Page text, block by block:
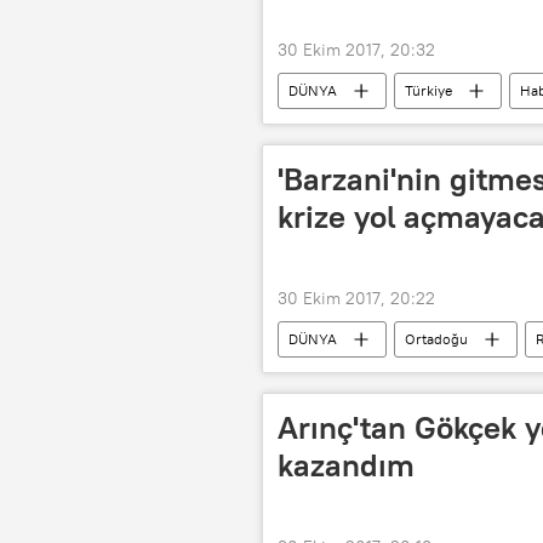
30 Ekim 2017, 20:32
DÜNYA Türkiye
Barış Yarkadaş
Recep Tayyip
'Barzani'nin
krize yol
30 Ekim 2017, 20:22
DÜNYA Ortadoğu
Irak Kürt Bölgesel Yönetimi (IKBY)
Arınç'tan Gökçek
kazandım